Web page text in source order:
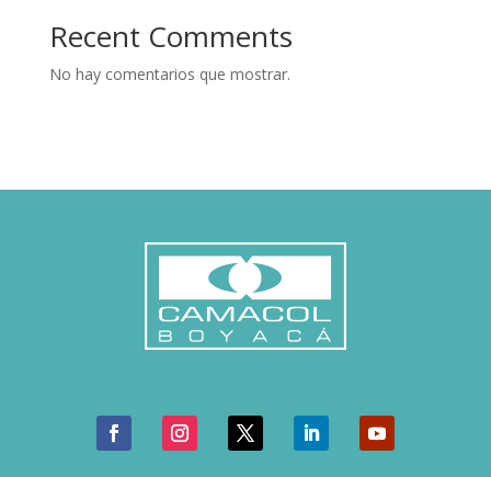
Recent Comments
No hay comentarios que mostrar.